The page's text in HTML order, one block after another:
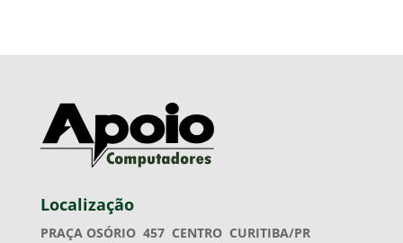
Localização
PRAÇA OSÓRIO 457 CENTRO CURITIBA/PR